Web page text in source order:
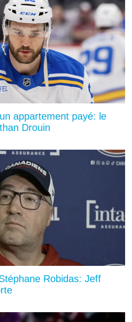
appartement payé: le
Drouin
Robidas: Jeff